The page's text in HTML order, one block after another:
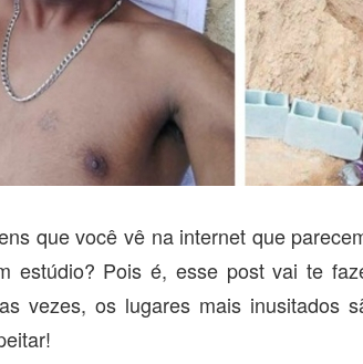
que você vê na internet que
estúdio? Pois é, esse post vai te
vezes, os lugares mais inusitados